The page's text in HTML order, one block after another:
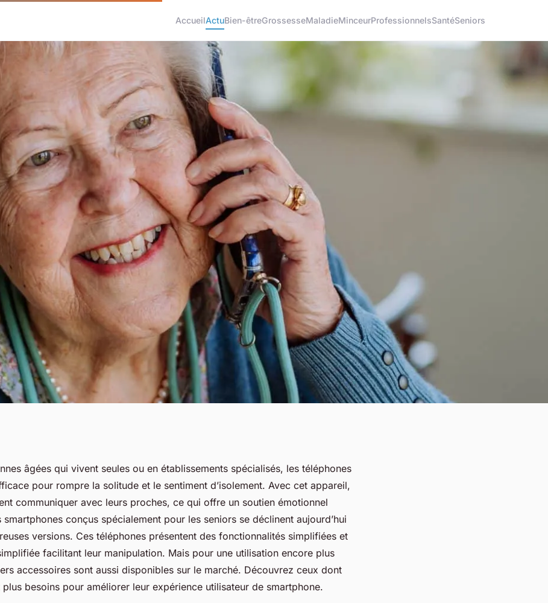
AccueilActuBien-êtreGrossesseMaladieMinceurProfessionnelsSantéSeniors
senior : quels sont
?
âgées qui vivent seules ou en établissements spécialisés, les téléphones
pour rompre la solitude et le sentiment d’isolement. Avec cet appareil,
communiquer avec leurs proches, ce qui offre un soutien émotionnel
conçus spécialement pour les seniors se déclinent aujourd’hui
versions. Ces téléphones présentent des fonctionnalités simplifiées et
facilitant leur manipulation. Mais pour une utilisation encore plus
accessoires sont aussi disponibles sur le marché. Découvrez ceux dont
plus besoins pour améliorer leur expérience utilisateur de smartphone.